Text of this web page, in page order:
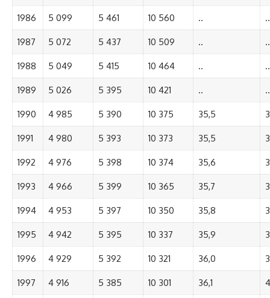
1986 5 099 5 461 10 560 .. ..
1987 5 072 5 437 10 509 .. ..
1988 5 049 5 415 10 464 .. ..
1989 5 026 5 395 10 421 .. ..
1990 4 985 5 390 10 375 35,5
1991 4 980 5 393 10 373 35,5
1992 4 976 5 398 10 374 35,6
1993 4 966 5 399 10 365 35,7
1994 4 953 5 397 10 350 35,8
1995 4 942 5 395 10 337 35,9
1996 4 929 5 392 10 321 36,0
1997 4 916 5 385 10 301 36,1